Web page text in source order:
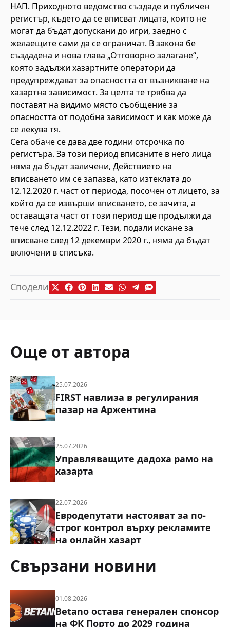
НАП. Приходното ведомство създаде и публичен
регистър, където да се вписват лицата, които не
могат да бъдат допускани до игри, заедно с
желаещите сами да се ограничат. В закона бе
създадена и нова глава „Отговорно залагане“,
която задължи хазартните оператори да
предупреждават за опасността от възникване на
хазартна зависимост. За целта те трябва да
поставят на видимо място съобщение за
опасността от подобна зависимост и как може да
се лекува тя.
Сега обаче се дава две години отсрочка по
регистъра. За този период вписаните в него лица
няма да бъдат заличени, Действието на
вписването им се запазва, като изтеклата до
12.12.2020 г. част от периода, посочен от лицето, за
който да се извърши вписването, се зачита, а
оставащата част от този период ще продължи да
тече след 12.12.2022 г. Тези, подали искане за
вписване след 12 декември 2020 г., няма да бъдат
включени в списъка.
Сподели
Още от автора
25.07.2026
FIRST навлиза в регулирания
пазар на Аржентина
25.07.2026
Управляващите дадоха рамо на
хазарта
22.07.2026
Евродепутати настояват за по-
строг контрол върху рекламите
на онлайн хазарт
Свързани новини
01.08.2026
Betano остава генерален спонсор
на ФК Порто до 2029 година